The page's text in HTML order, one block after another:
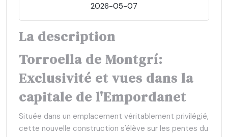
2026-05-07
La description
Torroella de Montgrí:
Exclusivité et vues dans la
capitale de l'Empordanet
Située dans un emplacement véritablement privilégié,
cette nouvelle construction s'élève sur les pentes du